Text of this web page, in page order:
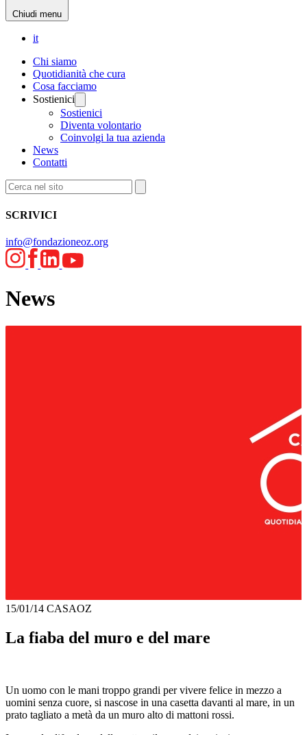
Chiudi menu
it
Chi siamo
Quotidianità che cura
Cosa facciamo
Sostienici
Sostienici
Diventa volontario
Coinvolgi la tua azienda
News
Contatti
SCRIVICI
info@fondazioneoz.org
News
15/01/14 CASAOZ
La fiaba del muro e del mare
Un uomo con le mani troppo grandi per vivere felice in mezzo a
uomini senza cuore, si nascose in una casetta davanti al mare, in un
prato tagliato a metà da un muro alto di mattoni rossi.